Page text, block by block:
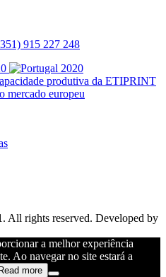
915 227 248
produtiva da ETIPRINT
mercado europeu
rights reserved. Developed by
a melhor experiência
Ao navegar no site estará a
more